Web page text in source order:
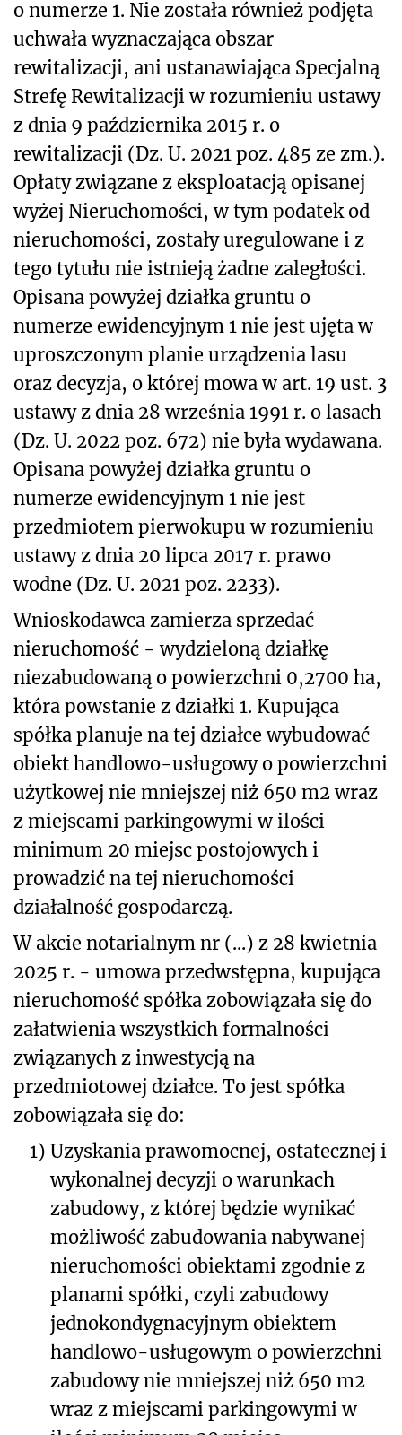
o numerze 1. Nie została również podjęta
uchwała wyznaczająca obszar
rewitalizacji, ani ustanawiająca Specjalną
Strefę Rewitalizacji w rozumieniu ustawy
z dnia 9 października 2015 r. o
rewitalizacji (Dz. U. 2021 poz. 485 ze zm.).
Opłaty związane z eksploatacją opisanej
wyżej Nieruchomości, w tym podatek od
nieruchomości, zostały uregulowane i z
tego tytułu nie istnieją żadne zaległości.
Opisana powyżej działka gruntu o
numerze ewidencyjnym 1 nie jest ujęta w
uproszczonym planie urządzenia lasu
oraz decyzja, o której mowa w art. 19 ust. 3
ustawy z dnia 28 września 1991 r. o lasach
(Dz. U. 2022 poz. 672) nie była wydawana.
Opisana powyżej działka gruntu o
numerze ewidencyjnym 1 nie jest
przedmiotem pierwokupu w rozumieniu
ustawy z dnia 20 lipca 2017 r. prawo
wodne (Dz. U. 2021 poz. 2233).
Wnioskodawca zamierza sprzedać
nieruchomość - wydzieloną działkę
niezabudowaną o powierzchni 0,2700 ha,
która powstanie z działki 1. Kupująca
spółka planuje na tej działce wybudować
obiekt handlowo-usługowy o powierzchni
użytkowej nie mniejszej niż 650 m2wraz
z miejscami parkingowymi w ilości
minimum 20 miejsc postojowych i
prowadzić na tej nieruchomości
działalność gospodarczą.
W akcie notarialnym nr (...) z 28 kwietnia
2025 r. - umowa przedwstępna, kupująca
nieruchomość spółka zobowiązała się do
załatwienia wszystkich formalności
związanych z inwestycją na
przedmiotowej działce. To jest spółka
zobowiązała się do:
1) Uzyskania prawomocnej, ostatecznej i
wykonalnej decyzji o warunkach
zabudowy, z której będzie wynikać
możliwość zabudowania nabywanej
nieruchomości obiektami zgodnie z
planami spółki, czyli zabudowy
jednokondygnacyjnym obiektem
handlowo-usługowym o powierzchni
zabudowy nie mniejszej niż 650 m2
wraz z miejscami parkingowymi w